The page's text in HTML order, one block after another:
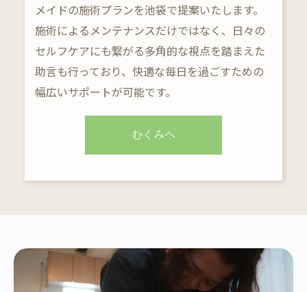
メイドの施術プランを池袋で提案いたします。
施術によるメンテナンスだけではなく、日々の
セルフケアにも繋がる多角的な視点を踏まえた
助言も行っており、快適な毎日を過ごすための
幅広いサポートが可能です。
むくみへ